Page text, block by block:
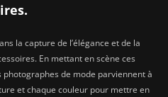
la capture de l’élégance et de la
En mettant en scène ces
de mode parviennent à
et chaque couleur pour mettre en